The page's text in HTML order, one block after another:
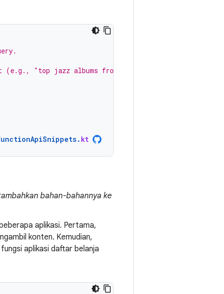
(e.g., "top jazz albums from 2026").
. kt
bahan-bahannya ke
aplikasi. Pertama,
konten. Kemudian,
aplikasi daftar belanja